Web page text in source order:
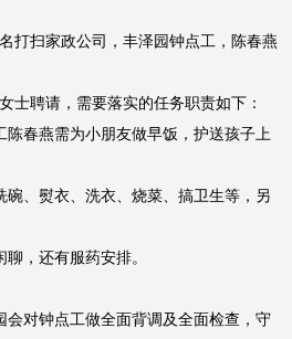
打扫家政公司，丰泽园钟点工，陈春燕
士聘请，需要落实的任务职责如下：
陈春燕需为小朋友做早饭，护送孩子上
、熨衣、洗衣、烧菜、搞卫生等，另
，还有服药安排。
会对钟点工做全面背调及全面检查，守